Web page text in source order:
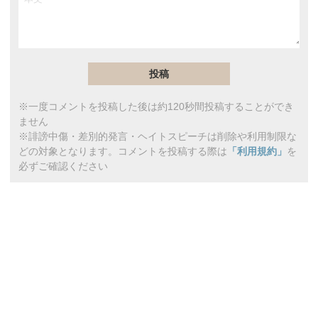
※一度コメントを投稿した後は約120秒間投稿することができ
ません
※誹謗中傷・差別的発言・ヘイトスピーチは削除や利用制限な
どの対象となります。コメントを投稿する際は 「利用規約」 を
必ずご確認ください